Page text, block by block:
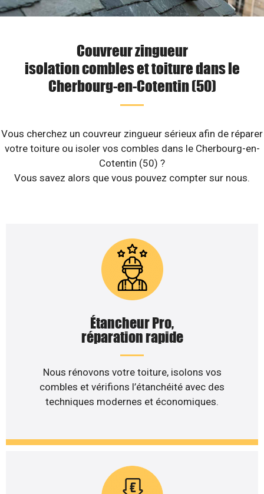
Couvreur zingueur
isolation combles et toiture dans le
Cherbourg-en-Cotentin (50)
Vous cherchez un couvreur zingueur sérieux afin de réparer
votre toiture ou isoler vos combles dans le Cherbourg-en-
Cotentin (50) ?
Vous savez alors que vous pouvez compter sur nous.
Étancheur Pro,
réparation rapide
Nous rénovons votre toiture, isolons vos
combles et vérifions l’étanchéité avec des
techniques modernes et économiques.